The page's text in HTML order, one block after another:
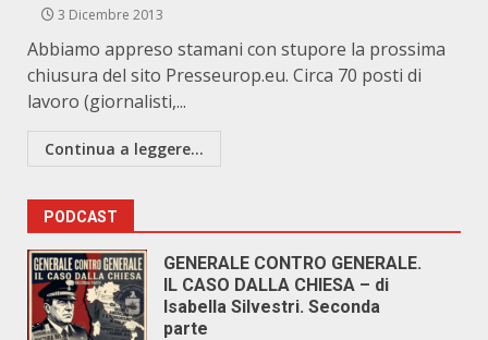
3 Dicembre 2013
Abbiamo appreso stamani con stupore la prossima
chiusura del sito Presseurop.eu. Circa 70 posti di
lavoro (giornalisti,...
Continua a leggere...
PODCAST
GENERALE CONTRO GENERALE.
IL CASO DALLA CHIESA – di
Isabella Silvestri. Seconda
parte